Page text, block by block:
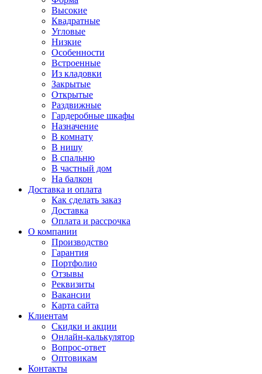
Высокие
Квадратные
Угловые
Низкие
Особенности
Встроенные
Из кладовки
Закрытые
Открытые
Раздвижные
Гардеробные шкафы
Назначение
В комнату
В нишу
В спальню
В частный дом
На балкон
Доставка и оплата
Как сделать заказ
Доставка
Оплата и рассрочка
О компании
Производство
Гарантия
Портфолио
Отзывы
Реквизиты
Вакансии
Карта сайта
Клиентам
Скидки и акции
Онлайн-калькулятор
Вопрос-ответ
Оптовикам
Контакты